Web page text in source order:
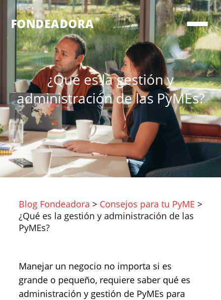
FONDEADORA®
¿Qué es la gestión y
administración de las PyMEs?
Blog Fondeadora > Consejos para tu PyME >
¿Qué es la gestión y administración de las
PyMEs?
Manejar un negocio no importa si es
grande o pequeño, requiere saber qué es
administración y gestión de PyMEs para